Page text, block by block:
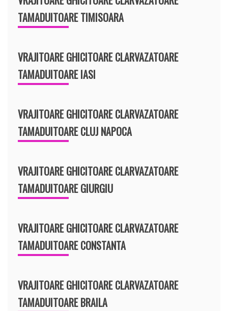
TAMADUITOARE TIMISOARA
VRAJITOARE GHICITOARE CLARVAZATOARE
TAMADUITOARE IASI
VRAJITOARE GHICITOARE CLARVAZATOARE
TAMADUITOARE CLUJ NAPOCA
VRAJITOARE GHICITOARE CLARVAZATOARE
TAMADUITOARE GIURGIU
VRAJITOARE GHICITOARE CLARVAZATOARE
TAMADUITOARE CONSTANTA
VRAJITOARE GHICITOARE CLARVAZATOARE
TAMADUITOARE BRAILA